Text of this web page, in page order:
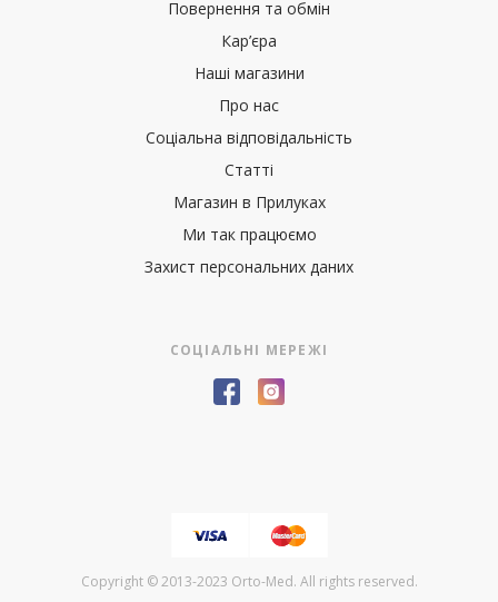
Повернення та обмін
Кар’єра
Наші магазини
Про нас
Соціальна відповідальність
Статті
Магазин в Прилуках
Ми так працюємо
Захист персональних даних
СОЦІАЛЬНІ МЕРЕЖІ
Copyright © 2013-2023 Orto-Med. All rights reserved.